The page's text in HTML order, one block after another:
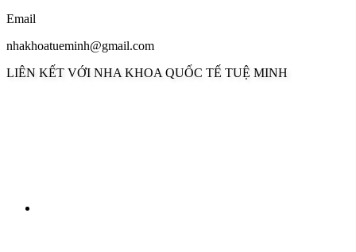
Email
nhakhoatueminh@gmail.com
LIÊN KẾT VỚI NHA KHOA QUỐC TẾ TUỆ MINH